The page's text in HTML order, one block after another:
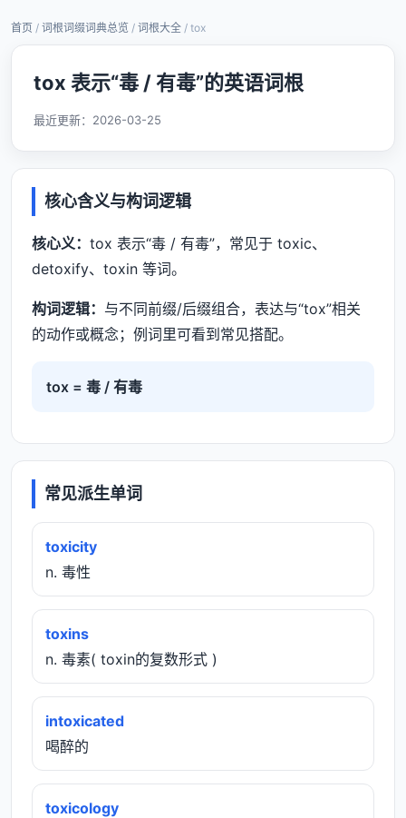
首页 / 词根词缀词典总览 / 词根大全 / tox
tox 表示“毒 / 有毒”的英语词根
最近更新： 2026-03-25
核心含义与构词逻辑
核心义： tox 表示“毒 / 有毒”，常见于 toxic、
detoxify、toxin 等词。
构词逻辑： 与不同前缀/后缀组合，表达与“tox”相关
的动作或概念；例词里可看到常见搭配。
tox = 毒 / 有毒
常见派生单词
toxicity
n. 毒性
toxins
n. 毒素( toxin的复数形式 )
intoxicated
喝醉的
toxicology